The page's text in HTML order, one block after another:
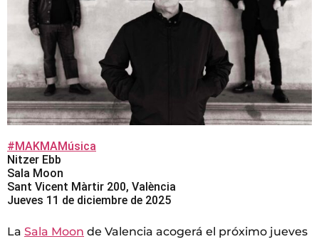
#MAKMAMúsica
Nitzer Ebb
Sala Moon
Sant Vicent Màrtir 200, València
Jueves 11 de diciembre de 2025
La Sala Moon de Valencia acogerá el próximo jueves